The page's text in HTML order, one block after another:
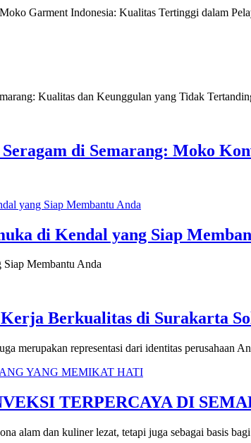
Garment Indonesia: Kualitas Tertinggi dalam
Kualitas dan Keunggulan yang Tidak
di Semarang: Moko
di Kendal yang Siap
Siap Membantu Anda
Berkualitas di Surakarta
merupakan representasi dari identitas
TERPERCAYA DI
alam dan kuliner lezat, tetapi juga sebagai basis